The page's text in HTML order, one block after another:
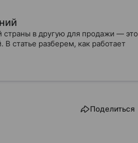
страны в другую для продажи — это
статье разберем, как работает
Поделиться